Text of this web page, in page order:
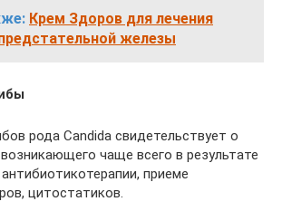
Крем Здоров для лечения
железы
рода Саndida свидетельствует о
чаще всего в результате
приеме
цитостатиков.